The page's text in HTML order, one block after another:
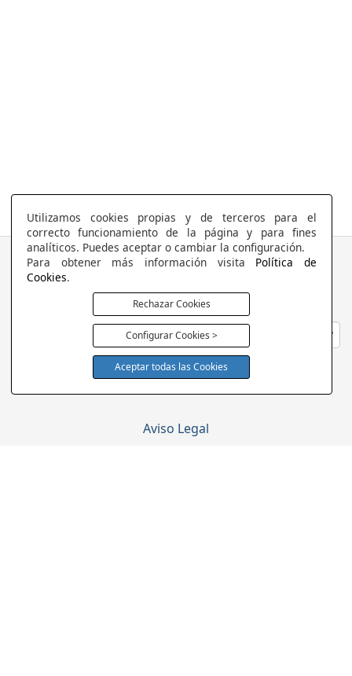
Utilizamos cookies propias y de terceros para el
correcto funcionamiento de la página y para fines
analíticos. Puedes aceptar o cambiar la configuración.
Para obtener más información visita Política de
Cookies.
Rechazar Cookies
Configurar Cookies >
Aceptar todas las Cookies
COLCHONERIA DUERMECOL
28823 - Coslada
Madrid
Política Cookies
Aviso Legal